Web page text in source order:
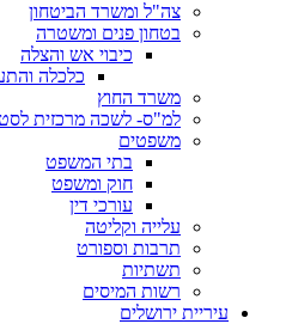
צה"ל ומשרד הביטחון
בטחון פנים ומשטרה
כיבוי אש והצלה
כלכלה והתעשייה
משרד החוץ
למ"ס- לשכה מרכזית לסטטיסטיקה
משפטים
בתי המשפט
חוק ומשפט
עורכי דין
עלייה וקליטה
תרבות וספורט
תשתיות
רשות המיסים
ירושלים